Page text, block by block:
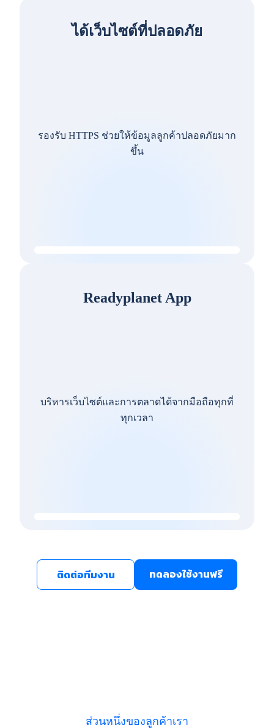
ได้เว็บไซต์ที่ปลอดภัย
รองรับ HTTPS ช่วยให้ข้อมูลลูกค้าปลอดภัยมาก
ขึ้น
Readyplanet App
บริหารเว็บไซต์และการตลาดได้จากมือถือทุกที่
ทุกเวลา
ติดต่อทีมงาน ทดลองใช้งานฟรี
ส่วนหนึ่งของลูกค้าเรา